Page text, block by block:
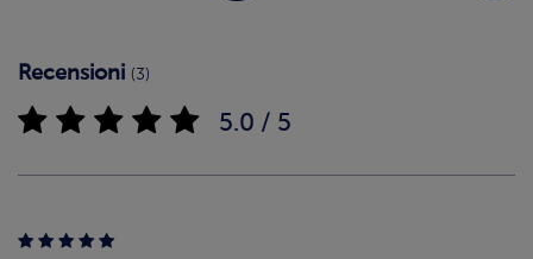
Recensioni (3)
5.0 / 5